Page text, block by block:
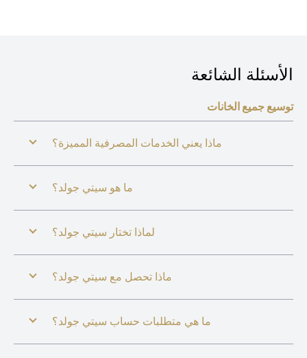
الأسئلة الشائعة
توسيع جميع الخانات
ماذا يعني الخدمات المصرفية المميزة؟
ما هو سيتي جولد؟
لماذا تختار سيتي جولد؟
ماذا تحصل مع سيتي جولد؟
ما هي متطلبات حساب سيتي جولد؟